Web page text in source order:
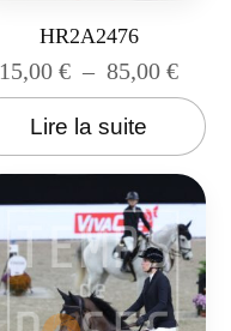
HR2A2476
15,00€ – 85,00€
Lire la suite